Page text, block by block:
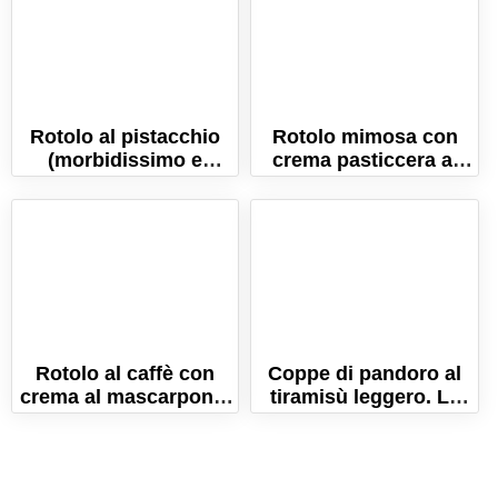
Rotolo al pistacchio
(morbidissimo e
facilissimo!)
Rotolo mimosa con
crema pasticcera al
limone. La ricetta per
la festa della donna
Rotolo al caffè con
crema al mascarpone.
Ricetta senza uova
Coppe di pandoro al
tiramisù leggero. La
ricetta facile e golosa!